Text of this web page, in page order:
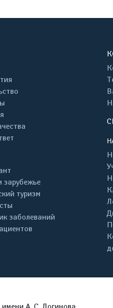
зарубежье
туризм
заболеваний